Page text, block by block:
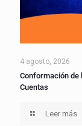
4 agosto, 2026
Conformación de
Cuentas
Leer más